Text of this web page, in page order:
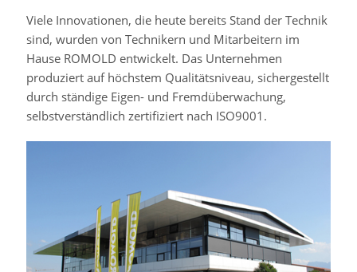
Viele Innovationen, die heute bereits Stand der Technik
sind, wurden von Technikern und Mitarbeitern im
Hause ROMOLD entwickelt. Das Unternehmen
produziert auf höchstem Qualitätsniveau, sichergestellt
durch ständige Eigen- und Fremdüberwachung,
selbstverständlich zertifiziert nach ISO9001.